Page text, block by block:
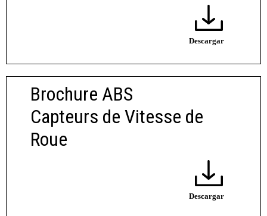
Brochure ABS
Capteurs de Vitesse de
Roue